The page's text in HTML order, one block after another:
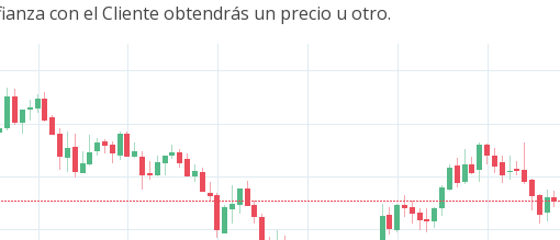
con el Cliente obtendrás un precio u otro.